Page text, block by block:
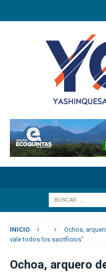
INICIO
Ochoa,
vale todos los sacrificios”
Ochoa, arquero